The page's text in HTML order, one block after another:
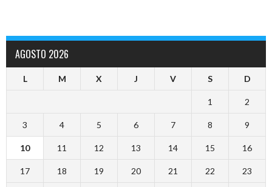
AGOSTO 2026
L M X J V S D
1 2
3 4 5 6 7 8 9
10 11 12 13 14 15 16
17 18 19 20 21 22 23